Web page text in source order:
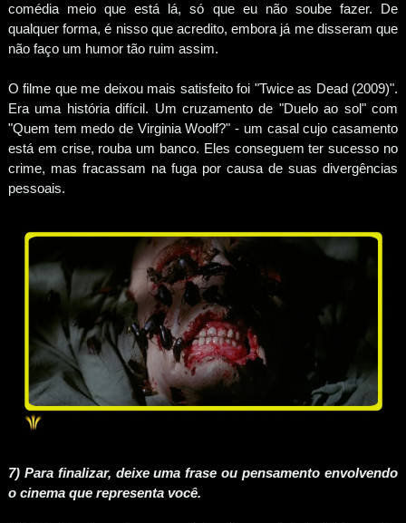
comédia meio que está lá, só que eu não soube fazer. De
qualquer forma, é nisso que acredito, embora já me disseram que
não faço um humor tão ruim assim.
O filme que me deixou mais satisfeito foi "Twice as Dead (2009)".
Era uma história difícil. Um cruzamento de "Duelo ao sol" com
"Quem tem medo de Virginia Woolf?" - um casal cujo casamento
está em crise, rouba um banco. Eles conseguem ter sucesso no
crime, mas fracassam na fuga por causa de suas divergências
pessoais.
7) Para finalizar, deixe uma frase ou pensamento envolvendo
o cinema que representa você.